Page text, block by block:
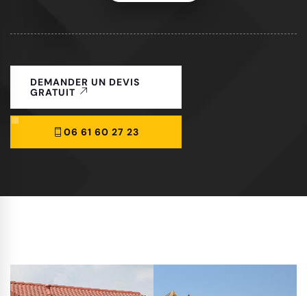
DEMANDER UN DEVIS
GRATUIT
06 61 60 27 23